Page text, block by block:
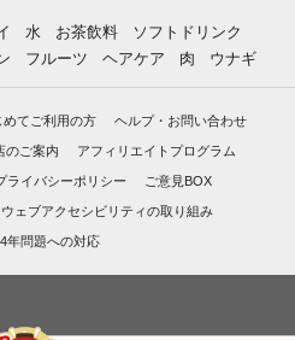
水 お茶飲料
ソフトドリンク
フルーツ ヘアケア 肉 ウナギ
めてご利用の方 ヘルプ・お問い合わせ
のご案内 アフィリエイトプログラム
ライバシーポリシー ご意見BOX
ウェブアクセシビリティの取り組み
年問題への対応